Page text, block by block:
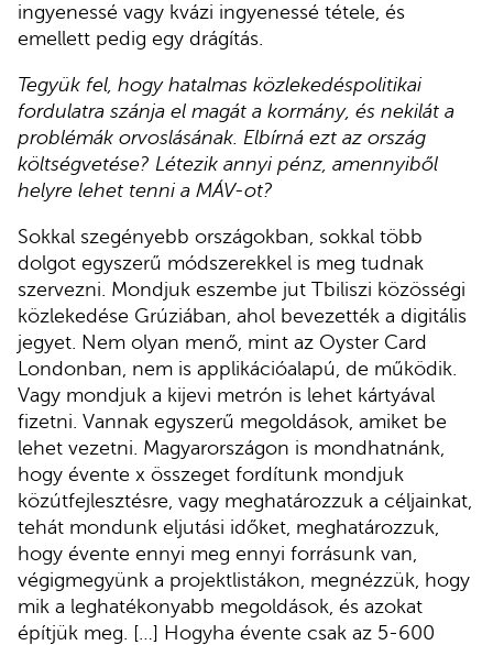
ingyenessé vagy kvázi ingyenessé tétele, és
emellett pedig egy drágítás.
Tegyük fel, hogy hatalmas közlekedéspolitikai
fordulatra szánja el magát a kormány, és nekilát a
problémák orvoslásának. Elbírná ezt az ország
költségvetése? Létezik annyi pénz, amennyiből
helyre lehet tenni a MÁV-ot?
Sokkal szegényebb országokban, sokkal több
dolgot egyszerű módszerekkel is meg tudnak
szervezni. Mondjuk eszembe jut Tbiliszi közösségi
közlekedése Grúziában, ahol bevezették a digitális
jegyet. Nem olyan menő, mint az Oyster Card
Londonban, nem is applikációalapú, de működik.
Vagy mondjuk a kijevi metrón is lehet kártyával
fizetni. Vannak egyszerű megoldások, amiket be
lehet vezetni. Magyarországon is mondhatnánk,
hogy évente x összeget fordítunk mondjuk
közútfejlesztésre, vagy meghatározzuk a céljainkat,
tehát mondunk eljutási időket, meghatározzuk,
hogy évente ennyi meg ennyi forrásunk van,
végigmegyünk a projektlistákon, megnézzük, hogy
mik a leghatékonyabb megoldások, és azokat
építjük meg. […] Hogyha évente csak az 5-600